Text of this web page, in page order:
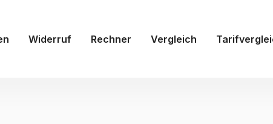
Widerruf Rechner Vergleich